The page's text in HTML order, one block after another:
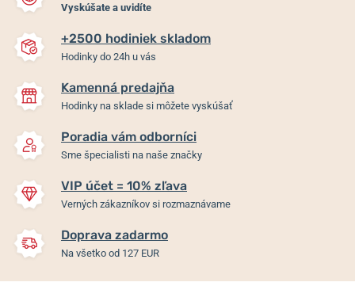
Vyskúšate a uvidíte
+2500 hodiniek skladom
Hodinky do 24h u vás
Kamenná predajňa
Hodinky na sklade si môžete vyskúšať
Poradia vám odborníci
Sme špecialisti na naše značky
VIP účet = 10% zľava
Verných zákazníkov si rozmaznávame
Doprava zadarmo
Na všetko od 127 EUR